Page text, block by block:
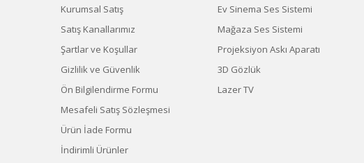
Kurumsal Satış
Satış Kanallarımız
Şartlar ve Koşullar
Gizlilik ve Güvenlik
Ön Bilgilendirme Formu
Mesafeli Satış Sözleşmesi
Ürün İade Formu
İndirimli Ürünler
Ev Sinema Ses Sistemi
Mağaza Ses Sistemi
Projeksiyon Askı Aparatı
3D Gözlük
Lazer TV